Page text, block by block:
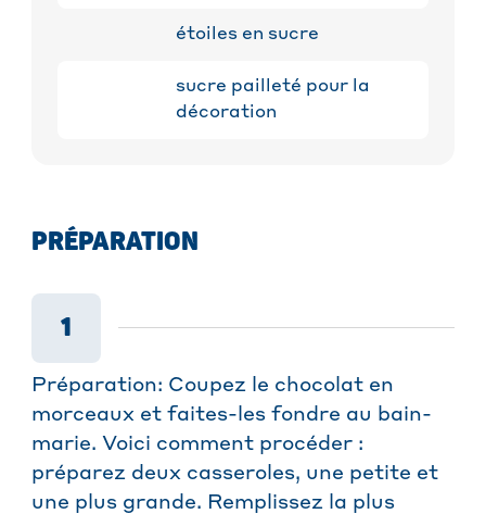
étoiles en sucre
sucre pailleté pour la
décoration
PRÉPARATION
1
Préparation: Coupez le chocolat en
morceaux et faites-les fondre au bain-
marie. Voici comment procéder :
préparez deux casseroles, une petite et
une plus grande. Remplissez la plus